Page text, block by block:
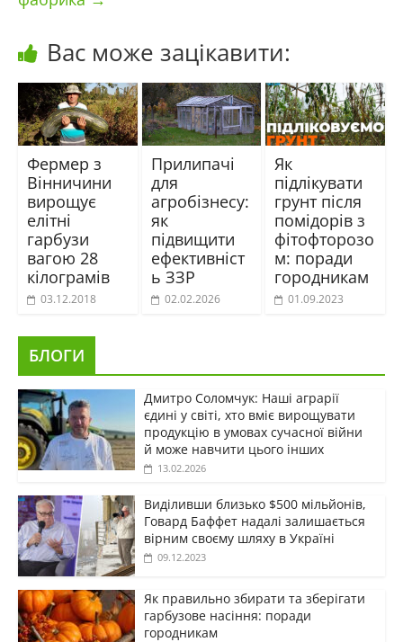
Вас може зацікавити:
Фермер з
Вінничини
вирощує
елітні
гарбузи
вагою 28
кілограмів
03.12.2018
Прилипачі
для
агробізнесу:
як
підвищити
ефективніст
ь ЗЗР
02.02.2026
Як
підлікувати
грунт після
помідорів з
фітофторозо
м: поради
городникам
01.09.2023
БЛОГИ
Дмитро Соломчук: Наші аграрії
єдині у світі, хто вміє вирощувати
продукцію в умовах сучасної війни
й може навчити цього інших
13.02.2026
Виділивши близько $500 мільйонів,
Говард Баффет надалі залишається
вірним своєму шляху в Україні
09.12.2023
Як правильно збирати та зберігати
гарбузове насіння: поради
городникам